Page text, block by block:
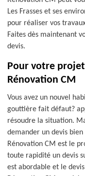
Les Frasses et ses
pour réaliser vos
Faites dès maintenant
devis.
Pour votre
Rénovation CM
Vous avez un nouvel
gouttière fait défaut?
résoudre la situation.
demander un devis
Rénovation CM est le
toute rapidité un devis
est abordable et le